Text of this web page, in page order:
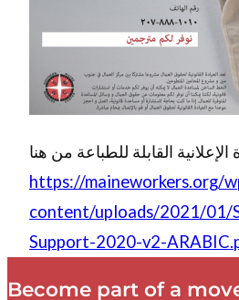
https://maineworkers.org/
content/uploads/2021/01/
Support-2020-v2-
Become part of a